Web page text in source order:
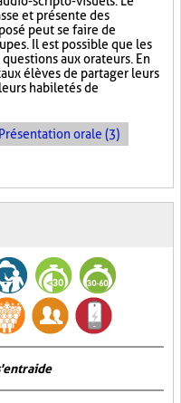
et présente des
peut se faire de
Il est possible que les
aux orateurs. En
élèves de partager leurs
habiletés de
Présentation orale (3)